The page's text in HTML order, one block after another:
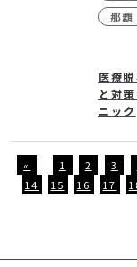
那覇
医療
と対
ニック
« 1 2 3
14
15 16 17